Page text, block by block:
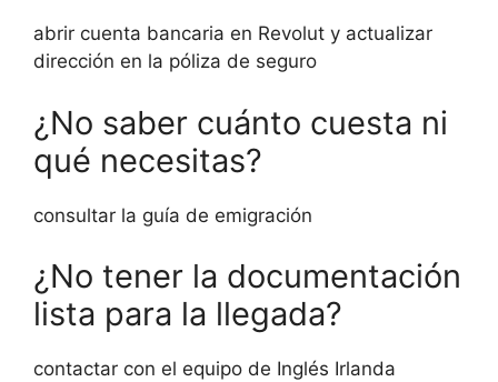
abrir cuenta bancaria en Revolut y actualizar
dirección en la póliza de seguro
¿No saber cuánto cuesta ni
qué necesitas?
consultar la guía de emigración
¿No tener la documentación
lista para la llegada?
contactar con el equipo de Inglés Irlanda